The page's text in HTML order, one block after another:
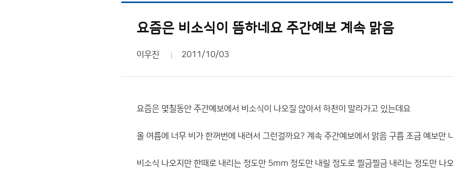
요즘은 비소식이 뜸하네요 주간예보 계속 맑음
이우진 2011/10/03
요즘은 몇칠동안 주간예보에서 비소식이 나오질 않아서 하천이 말라가고 있는데요
올 여름에 너무 비가 한꺼번에 내려서 그런걸까요? 계속 주간예보에서 맑음 구름 조금 예보만
비소식 나오지만 한때로 내리는 정도만 5mm 정도만 내릴 정도로 찔금찔금 내리는 정도만 나